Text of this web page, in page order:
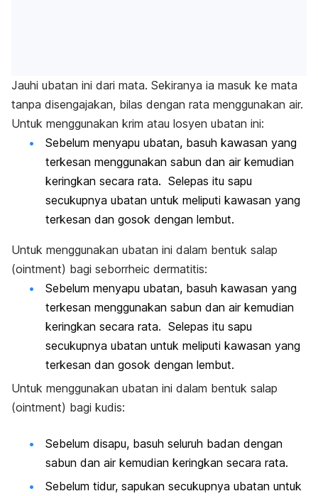
Jauhi ubatan ini dari mata. Sekiranya ia masuk ke mata
tanpa disengajakan, bilas dengan rata menggunakan air.
Untuk menggunakan krim atau losyen ubatan ini:
Sebelum menyapu ubatan, basuh kawasan yang
terkesan menggunakan sabun dan air kemudian
keringkan secara rata. Selepas itu sapu
secukupnya ubatan untuk meliputi kawasan yang
terkesan dan gosok dengan lembut.
Untuk menggunakan ubatan ini dalam bentuk salap
(ointment) bagi seborrheic dermatitis:
Sebelum menyapu ubatan, basuh kawasan yang
terkesan menggunakan sabun dan air kemudian
keringkan secara rata. Selepas itu sapu
secukupnya ubatan untuk meliputi kawasan yang
terkesan dan gosok dengan lembut.
Untuk menggunakan ubatan ini dalam bentuk salap
(ointment) bagi kudis:
Sebelum disapu, basuh seluruh badan dengan
sabun dan air kemudian keringkan secara rata.
Sebelum tidur, sapukan secukupnya ubatan untuk